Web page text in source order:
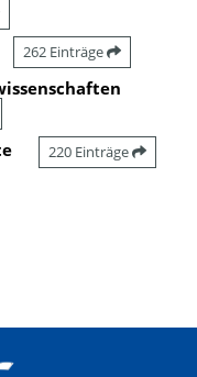
262 Einträge
220 Einträge